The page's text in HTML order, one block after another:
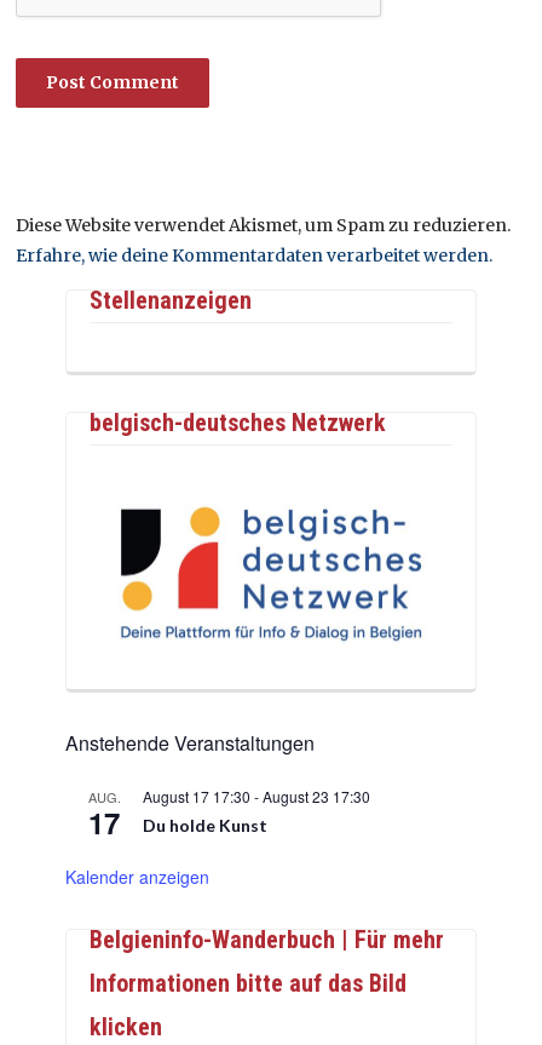
Diese Website verwendet Akismet, um Spam zu reduzieren.
Erfahre, wie deine Kommentardaten verarbeitet werden.
Stellenanzeigen
belgisch-deutsches Netzwerk
Anstehende Veranstaltungen
AUG.
17
August 17 17:30 -August 23 17:30
Du holde Kunst
Kalender anzeigen
Belgieninfo-Wanderbuch | Für mehr
Informationen bitte auf das Bild
klicken